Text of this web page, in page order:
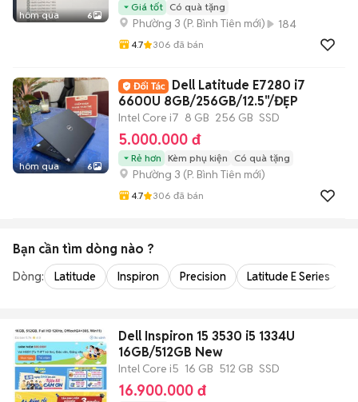
hôm qua 6
Giá tốt Có quà tặng
Phường 3 (P. Bình Tiên mới) 184
4.7 306 đã bán
hôm qua 6
Dell Latitude E7280 i7
6600U 8GB/256GB/12.5"/ĐẸP
Intel Core i7 8 GB 256 GB SSD
5.000.000 đ
Rẻ hơn Kèm phụ kiện Có quà tặng
Phường 3 (P. Bình Tiên mới)
4.7 306 đã bán
Bạn cần tìm dòng nào ?
Dòng: Latitude Inspiron Precision Latitude E Series
Dell Inspiron 15 3530 i5 1334U
16GB/512GB New
Intel Core i5 16 GB 512 GB SSD
16.900.000 đ